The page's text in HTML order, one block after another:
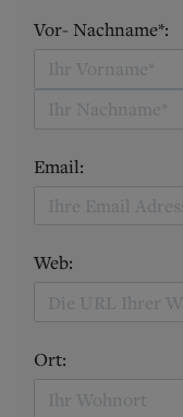
Vor- Nachname*:
Email:
Web:
Ort: